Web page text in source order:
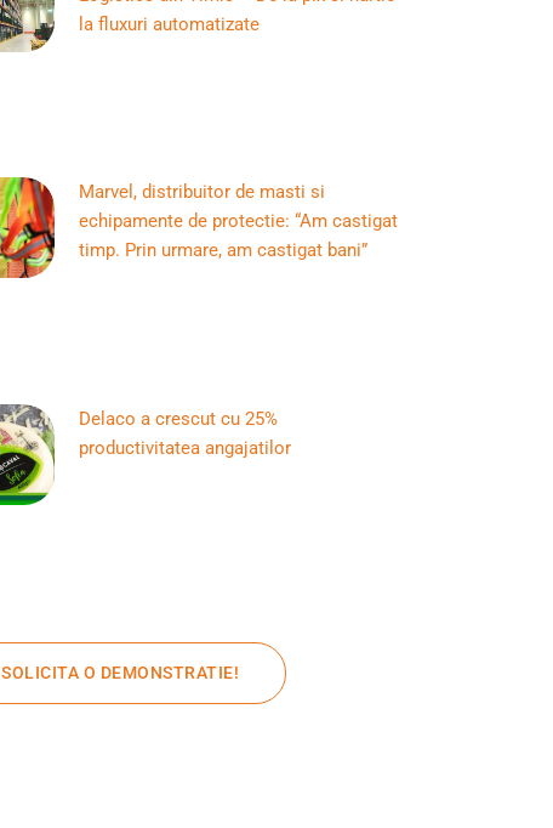
la fluxuri automatizate
Marvel, distribuitor de masti si
echipamente de protectie: “Am castigat
timp. Prin urmare, am castigat bani”
Delaco a crescut cu 25%
productivitatea angajatilor
SOLICITA O DEMONSTRATIE!